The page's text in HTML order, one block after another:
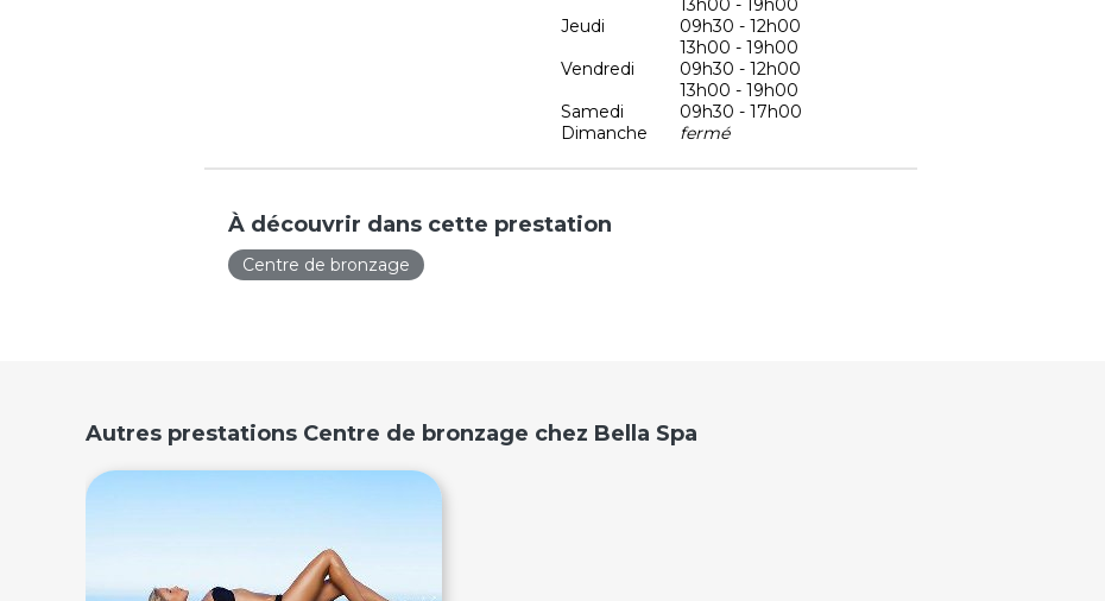
Jeudi
09h30 - 12h00
13h00 - 19h00
Vendredi
09h30 - 12h00
13h00 - 19h00
Samedi
09h30 - 17h00
Dimanche
fermé
À découvrir dans cette prestation
Centre de bronzage
Autres prestations Centre de bronzage chez Bella Spa